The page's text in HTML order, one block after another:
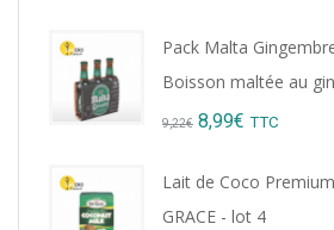
Pack Malta
Boisson maltée au
9,22€ Original
8,99€ Current
TTC
Lait de Coco
GRACE - lot 4